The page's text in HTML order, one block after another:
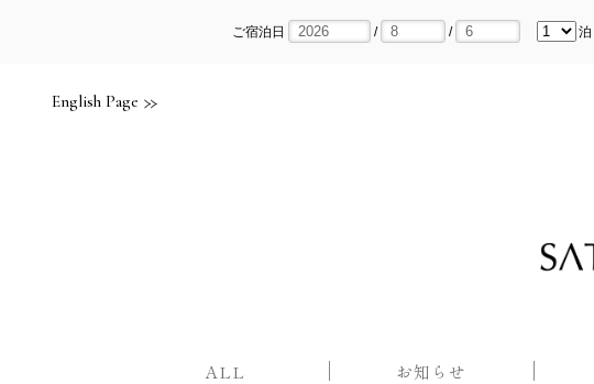
English Page
ご宿泊日 / / 泊
ALL お知らせ